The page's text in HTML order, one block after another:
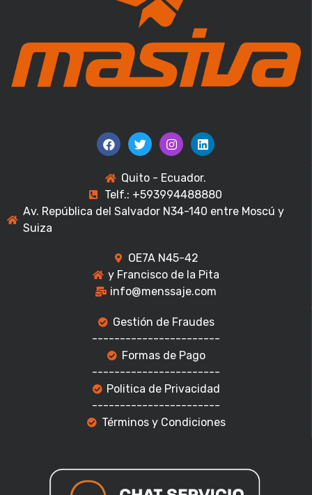
Quito - Ecuador.
Telf.: +593994488880
Av. República del Salvador N34-140 entre Moscú y
Suiza
OE7A N45-42
y Francisco de la Pita
info@menssaje.com
Gestión de Fraudes
-----------------------
Formas de Pago
-----------------------
Politica de Privacidad
-----------------------
Términos y Condiciones